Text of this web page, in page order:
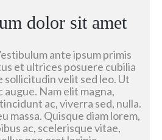
dolor sit amet
ante ipsum primis
et ultrices posuere cubilia
sollicitudin velit sed leo. Ut
Nam elit magna,
ac, viverra sed, nulla.
massa. Quisque diam lorem,
ac, scelerisque vitae,